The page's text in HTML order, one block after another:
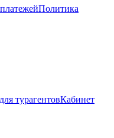
Политика
турагентовКабинет